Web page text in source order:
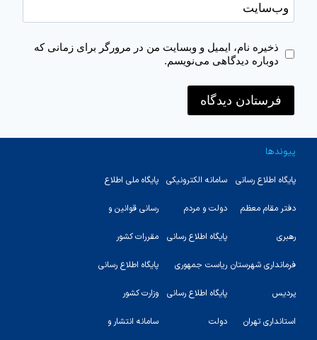
وب‌سایت
ذخیره نام، ایمیل و وبسایت من در مرورگر برای زمانی که
دوباره دیدگاهی می‌نویسم.
پیوندها
پایگاه اطلاع رسانی
دفتر مقام معظم
رهبری
فرمانداری شهرستان
پردیس
استانداری تهران
سامانه الکترونیکی
دولت و مردم
پایگاه اطلاع رسانی
ریاست جمهوری
پایگاه اطلاع رسانی
دولت
پایگاه ملی اطلاع
رسانی قوانین و
مقررات کشور
پایگاه اطلاع رسانی
وزارت کشور
سامانه انتشار و